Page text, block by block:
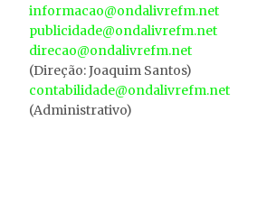
informacao@ondalivrefm.net
publicidade@ondalivrefm.net
direcao@ondalivrefm.net
(Direção: Joaquim Santos)
contabilidade@ondalivrefm.net
(Administrativo)